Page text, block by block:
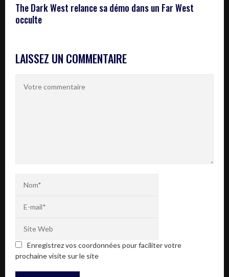
The Dark West relance sa démo dans un Far West
occulte
LAISSEZ UN COMMENTAIRE
Enregistrez vos coordonnées pour faciliter votre
prochaine visite sur le site